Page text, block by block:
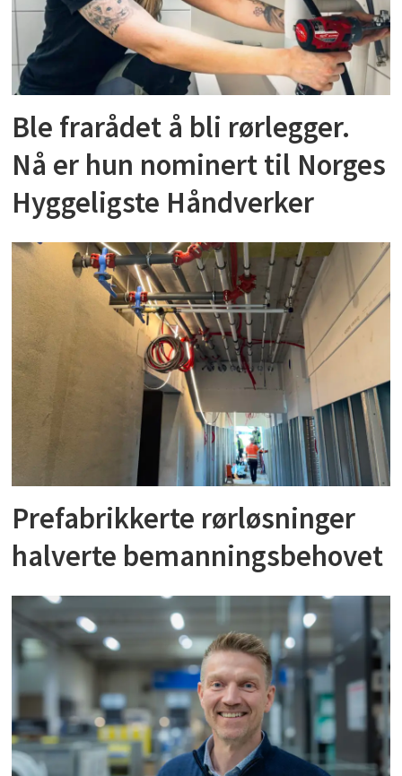
Ble frarådet å bli rørlegger.
Nå er hun nominert til Norges
Hyggeligste Håndverker
Prefabrikkerte rørløsninger
halverte bemanningsbehovet